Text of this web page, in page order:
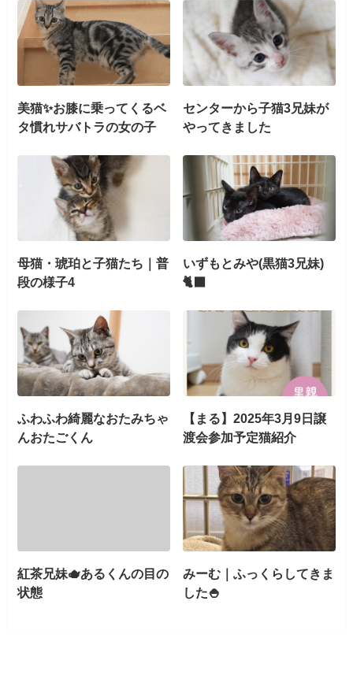
美猫✨お膝に乗ってくるベ
タ慣れサバトラの女の子
センターから子猫3兄妹が
やってきました
母猫・琥珀と子猫たち｜普
段の様子4
いずもとみや(黒猫3兄妹)
🐈‍⬛
ふわふわ綺麗なおたみちゃ
んおたごくん
【まる】2025年3月9日譲
渡会参加予定猫紹介
紅茶兄妹🫖あるくんの目の
状態
みーむ｜ふっくらしてきま
した🍚